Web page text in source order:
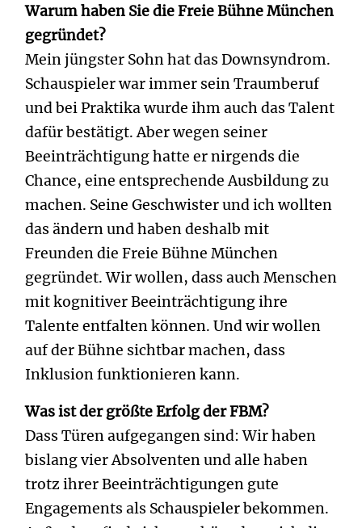
Warum haben Sie die Freie Bühne München
gegründet?
Mein jüngster Sohn hat das Downsyndrom.
Schauspieler war immer sein Traumberuf
und bei Praktika wurde ihm auch das Talent
dafür bestätigt. Aber wegen seiner
Beeinträchtigung hatte er nirgends die
Chance, eine entsprechende Ausbildung zu
machen. Seine Geschwister und ich wollten
das ändern und haben deshalb mit
Freunden die Freie Bühne München
gegründet. Wir wollen, dass auch Menschen
mit kognitiver Beeinträchtigung ihre
Talente entfalten können. Und wir wollen
auf der Bühne sichtbar machen, dass
Inklusion funktionieren kann.
Was ist der größte Erfolg der FBM?
Dass Türen aufgegangen sind: Wir haben
bislang vier Absolventen und alle haben
trotz ihrer Beeinträchtigungen gute
Engagements als Schauspieler bekommen.